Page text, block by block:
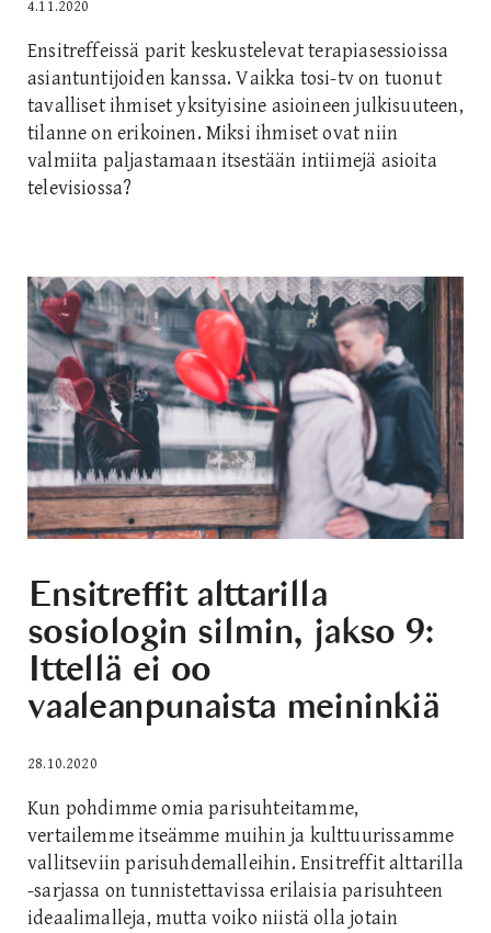
4.11.2020
Ensitreffeissä parit keskustelevat terapiasessioissa
asiantuntijoiden kanssa. Vaikka tosi-tv on tuonut
tavalliset ihmiset yksityisine asioineen julkisuuteen,
tilanne on erikoinen. Miksi ihmiset ovat niin
valmiita paljastamaan itsestään intiimejä asioita
televisiossa?
Ensitreffit alttarilla
sosiologin silmin, jakso 9:
Ittellä ei oo
vaaleanpunaista meininkiä
28.10.2020
Kun pohdimme omia parisuhteitamme,
vertailemme itseämme muihin ja kulttuurissamme
vallitseviin parisuhdemalleihin. Ensitreffit alttarilla
-sarjassa on tunnistettavissa erilaisia parisuhteen
ideaalimalleja, mutta voiko niistä olla jotain